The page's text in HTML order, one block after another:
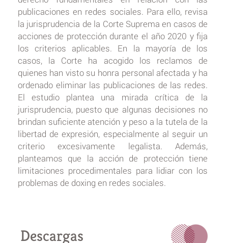
publicaciones en redes sociales. Para ello, revisa
la jurisprudencia de la Corte Suprema en casos de
acciones de protección durante el año 2020 y fija
los criterios aplicables. En la mayoría de los
casos, la Corte ha acogido los reclamos de
quienes han visto su honra personal afectada y ha
ordenado eliminar las publicaciones de las redes.
El estudio plantea una mirada crítica de la
jurisprudencia, puesto que algunas decisiones no
brindan suficiente atención y peso a la tutela de la
libertad de expresión, especialmente al seguir un
criterio excesivamente legalista. Además,
planteamos que la acción de protección tiene
limitaciones procedimentales para lidiar con los
problemas de doxing en redes sociales.
Descargas